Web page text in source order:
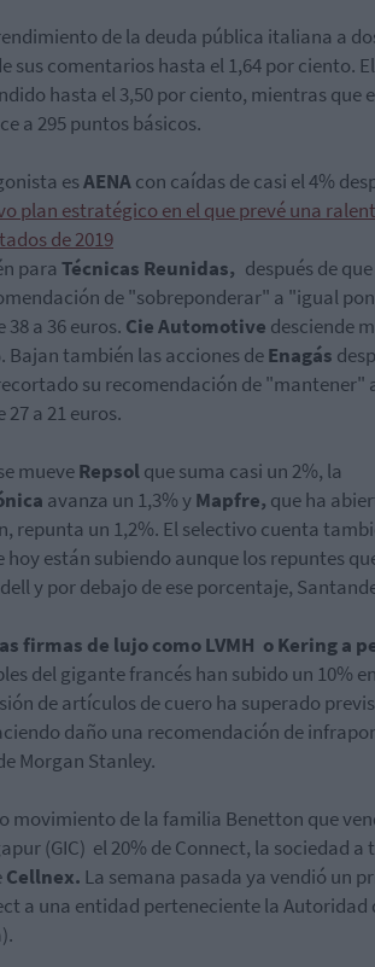
de la deuda pública italiana a
sus comentarios hasta el 1,64 por ciento.
hasta el 3,50 por ciento, mientras que
a 295 puntos básicos.
esAENAcon caídas de casi el 4%
plan estratégico en el que prevé una
de 2019
para Técnicas Reunidas, después de
de "sobreponderar" a "igual
a 36 euros. Cie Automotive desciende
Bajan también las acciones deEnagás
su recomendación de "mantener"
a 21 euros.
mueveRepsolque suma casi un 2%, la
avanza un 1,3% yMapfre, que ha
repunta un 1,2%. El selectivo cuenta
hoy están subiendo aunque los repuntes
y por debajo de ese porcentaje,
firmas de lujo como LVMH o Kering a
del gigante francés han subido un 10%
de artículos de cuero ha superado
daño una recomendación de
Morgan Stanley.
movimiento de la familia Benetton que
(GIC) el 20% de Connect, la sociedad a
Cellnex. La semana pasada ya vendió un
a una entidad perteneciente la Autoridad